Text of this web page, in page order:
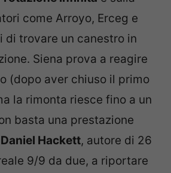
come Arroyo, Erceg e
di trovare un canestro in
Siena prova a reagire
(dopo aver chiuso il primo
la rimonta riesce fino a un
basta una prestazione
Daniel Hackett, autore di 26
9/9 da due, a riportare